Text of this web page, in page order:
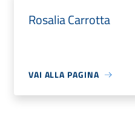
Rosalia Carrotta
VAI ALLA PAGINA